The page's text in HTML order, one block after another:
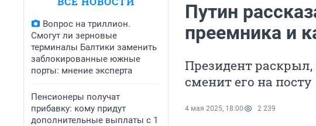
Вопрос на триллион.
Смогут ли зерновые
терминалы Балтики заменить
заблокированные южные
порты: мнение эксперта
Пенсионеры получат
прибавку: кому придут
дополнительные выплаты с 1
Путин
преемника и
Президент
сменит его на посту
4 мая 2025, 18:00 2 239